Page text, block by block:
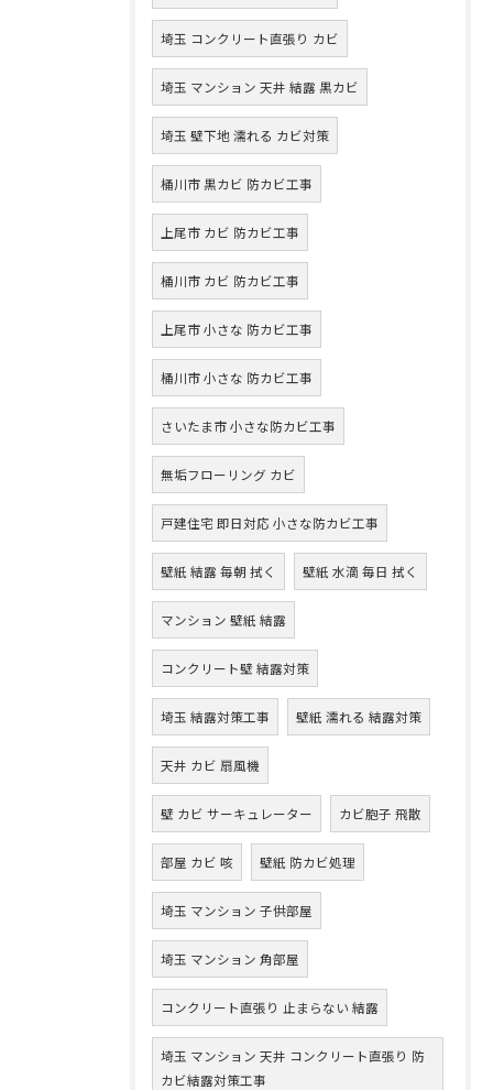
埼玉 コンクリート直張り カビ
埼玉 マンション 天井 結露 黒カビ
埼玉 壁下地 濡れる カビ対策
桶川市 黒カビ 防カビ工事
上尾市 カビ 防カビ工事
桶川市 カビ 防カビ工事
上尾市 小さな 防カビ工事
桶川市 小さな 防カビ工事
さいたま市 小さな防カビ工事
無垢フローリング カビ
戸建住宅 即日対応 小さな防カビ工事
壁紙 結露 毎朝 拭く 壁紙 水滴 毎日 拭く
マンション 壁紙 結露
コンクリート壁 結露対策
埼玉 結露対策工事 壁紙 濡れる 結露対策
天井 カビ 扇風機
壁 カビ サーキュレーター カビ胞子 飛散
部屋 カビ 咳 壁紙 防カビ処理
埼玉 マンション 子供部屋
埼玉 マンション 角部屋
コンクリート直張り 止まらない 結露
埼玉 マンション 天井 コンクリート直張り 防
カビ結露対策工事